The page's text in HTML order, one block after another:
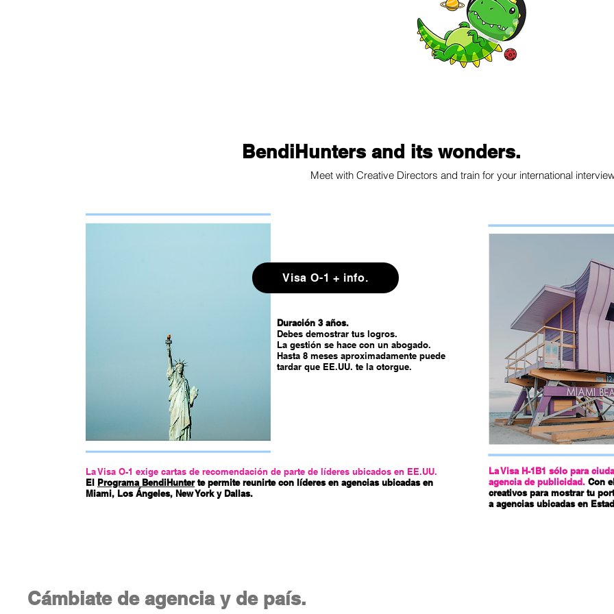
BendiHunters and its wonders.
Meet with Creative Directors and train for your international
Visa O-1 + info.
Duración 3 años.
Debes demostrar tus logros.
La gestión se hace con un abogado.
Hasta 8 meses aproximadamente puede
tardar que EE.UU. te la otorgue.
La Visa H-1B1 sólo para
agencia de publicidad. Con
creativos para mostrar tu
a agencias ubicadas en
La Visa O-1 exige cartas de recomendación de parte de líderes ubicados en EE.UU.
El Programa BendiHunterte permite reunirte con líderes en agencias ubicadas en
Miami, Los Ángeles, New York y Dallas.
​Cámbiate de agencia y de país.